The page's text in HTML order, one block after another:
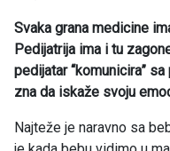
Svaka grana medicine
Pedijatrija ima i tu
pedijatar “komunicira”
zna da iskaže svoju
Najteže je naravno sa